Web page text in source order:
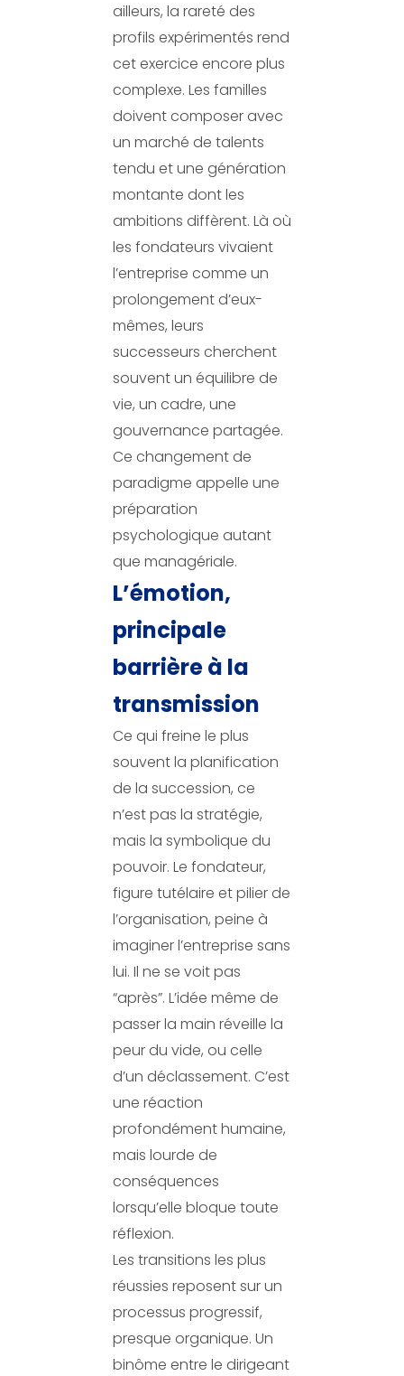
ailleurs, la rareté des
profils expérimentés rend
cet exercice encore plus
complexe. Les familles
doivent composer avec
un marché de talents
tendu et une génération
montante dont les
ambitions diffèrent. Là où
les fondateurs vivaient
l’entreprise comme un
prolongement d’eux-
mêmes, leurs
successeurs cherchent
souvent un équilibre de
vie, un cadre, une
gouvernance partagée.
Ce changement de
paradigme appelle une
préparation
psychologique autant
que managériale.
L’émotion,
principale
barrière à la
transmission
Ce qui freine le plus
souvent la planification
de la succession, ce
n’est pas la stratégie,
mais la symbolique du
pouvoir. Le fondateur,
figure tutélaire et pilier de
l’organisation, peine à
imaginer l’entreprise sans
lui. Il ne se voit pas
“après”. L’idée même de
passer la main réveille la
peur du vide, ou celle
d’un déclassement. C’est
une réaction
profondément humaine,
mais lourde de
conséquences
lorsqu’elle bloque toute
réflexion.
Les transitions les plus
réussies reposent sur un
processus progressif,
presque organique. Un
binôme entre le dirigeant